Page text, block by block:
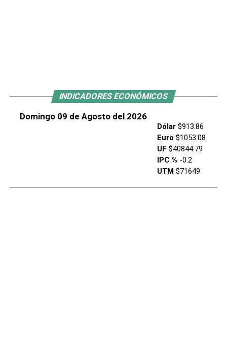
INDICADORES ECONÓMICOS
Domingo 09 de Agosto del 2026
Dólar$913.86
Euro $1053.08
UF $40844.79
IPC % -0.2
UTM$71649